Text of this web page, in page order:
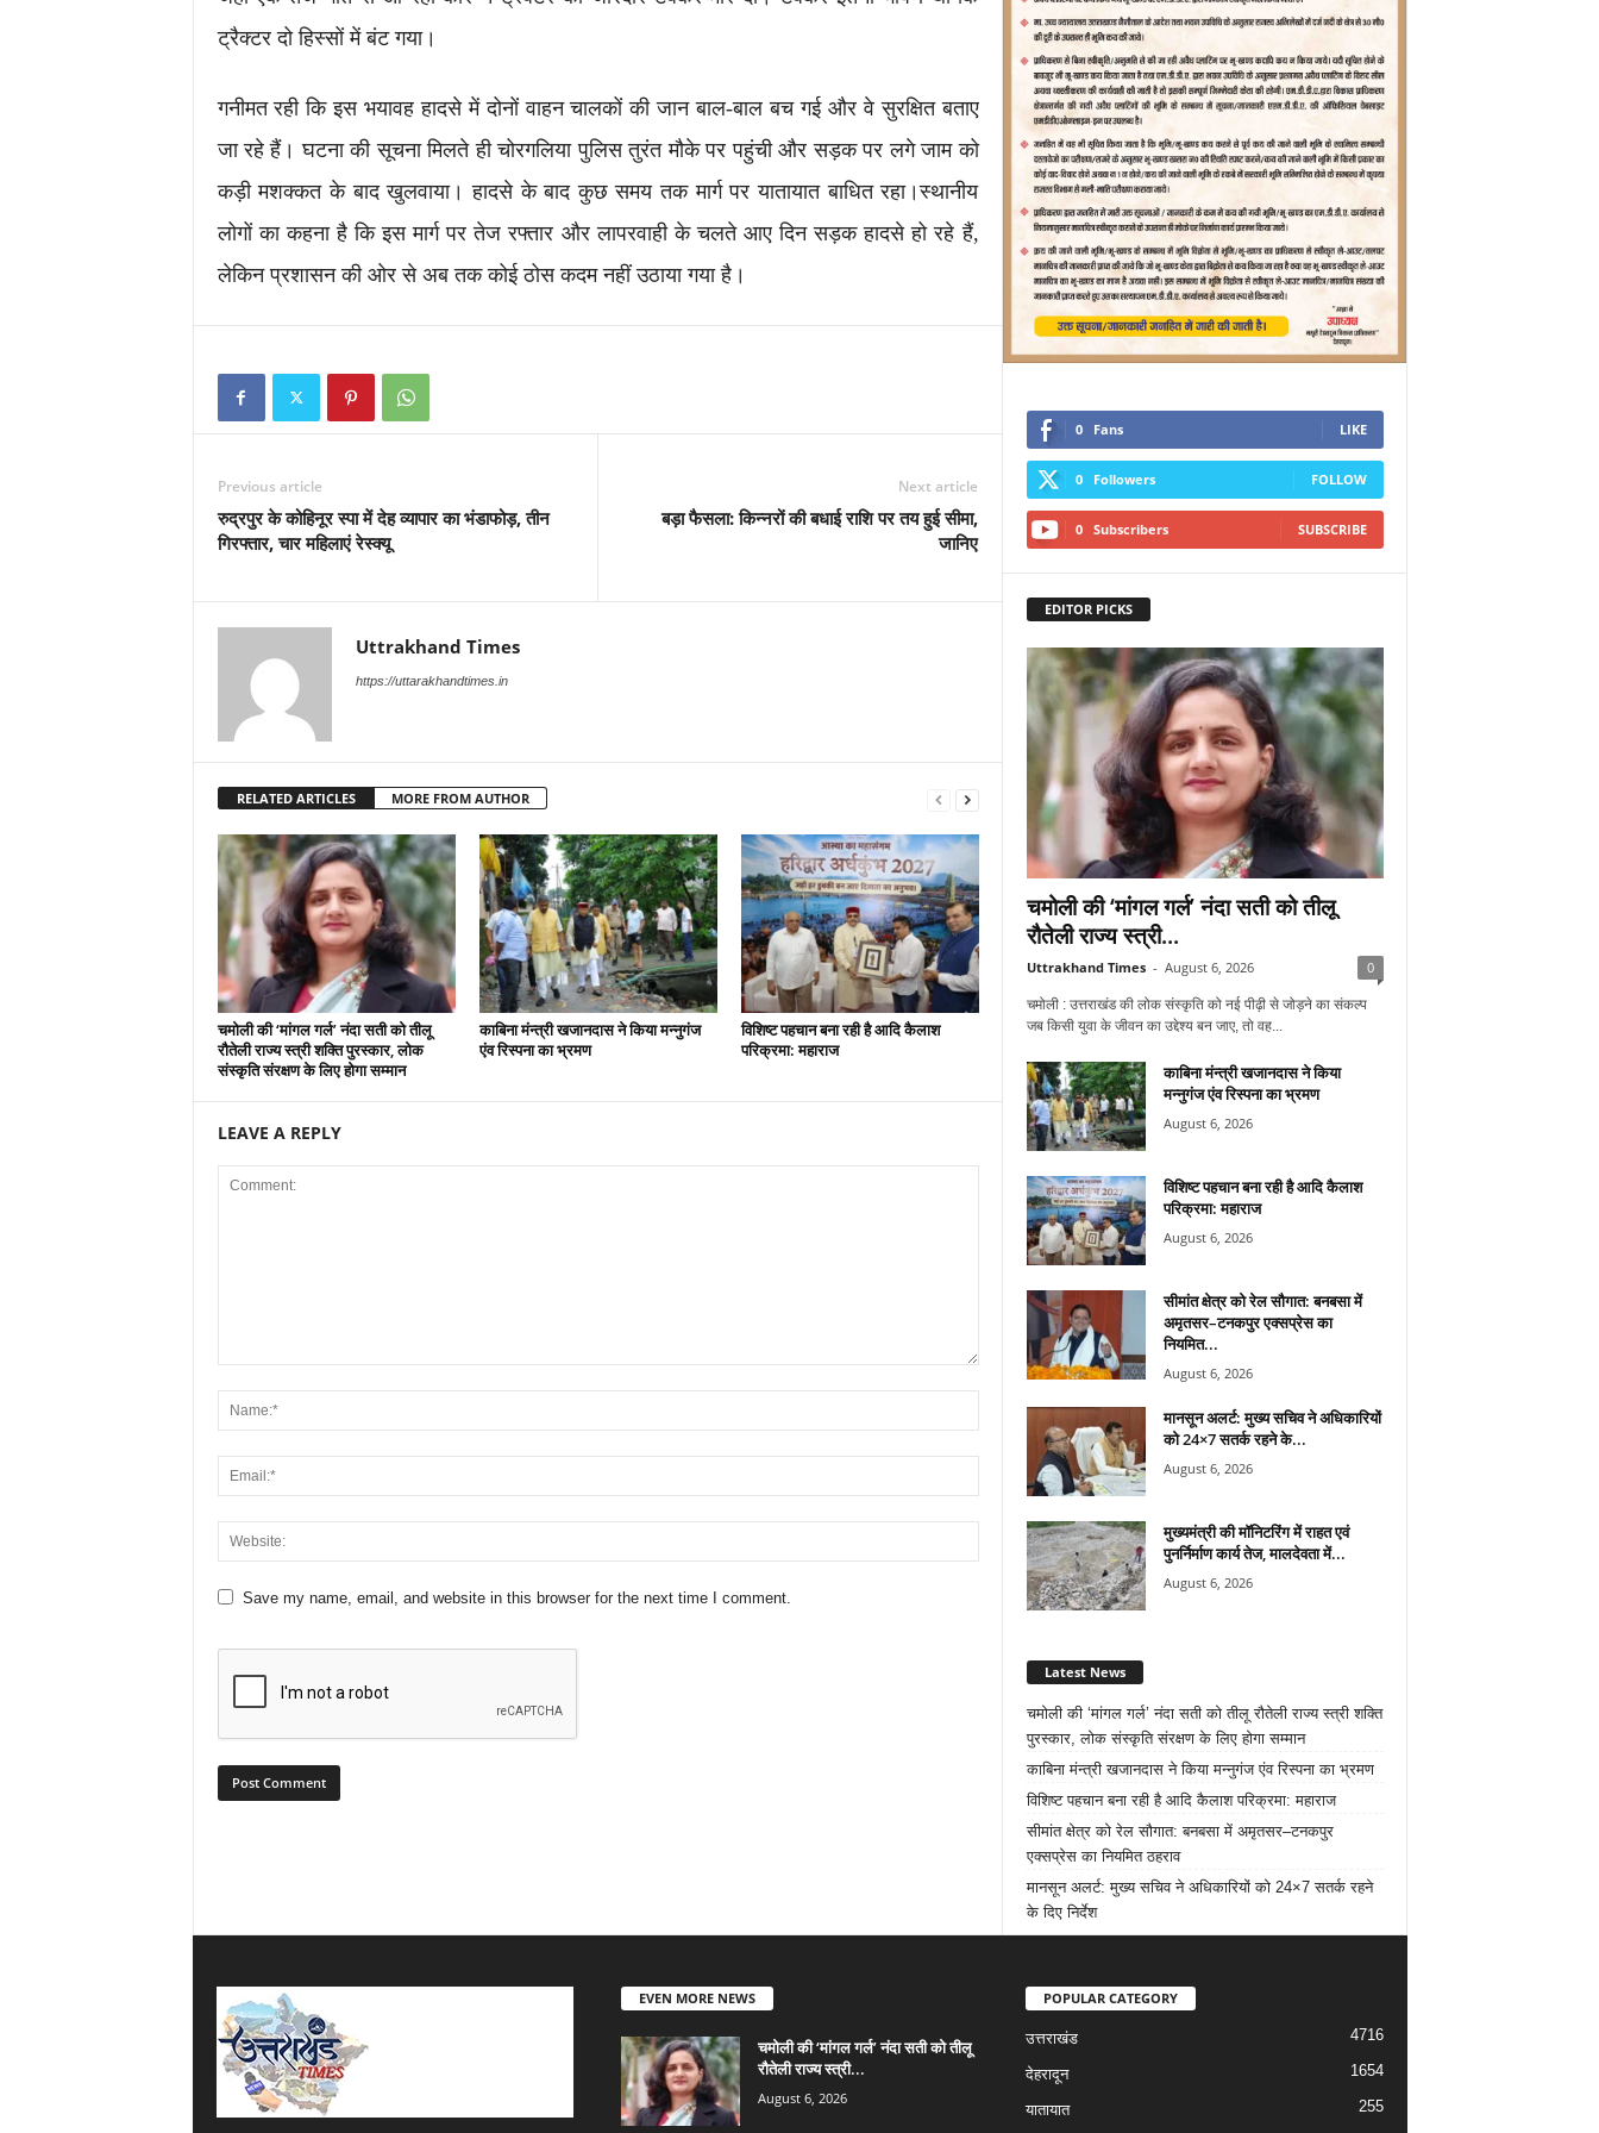
ट्रैक्टर दो हिस्सों में बंट गया।
गनीमत रही कि इस भयावह हादसे में दोनों वाहन चालकों की जान बाल-बाल बच गई और वे सुरक्षित बताए
जा रहे हैं। घटना की सूचना मिलते ही चोरगलिया पुलिस तुरंत मौके पर पहुंची और सड़क पर लगे जाम को
कड़ी मशक्कत के बाद खुलवाया। हादसे के बाद कुछ समय तक मार्ग पर यातायात बाधित रहा।स्थानीय
लोगों का कहना है कि इस मार्ग पर तेज रफ्तार और लापरवाही के चलते आए दिन सड़क हादसे हो रहे हैं,
लेकिन प्रशासन की ओर से अब तक कोई ठोस कदम नहीं उठाया गया है।
Previous article
रुद्रपुर के कोहिनूर स्पा में देह व्यापार का भंडाफोड़, तीन
गिरफ्तार, चार महिलाएं रेस्क्यू
Next article
बड़ा फैसला: किन्नरों की बधाई राशि पर तय हुई सीमा,
जानिए
Uttrakhand Times
https://uttarakhandtimes.in
RELATED ARTICLES MORE FROM AUTHOR
चमोली की ‘मांगल गर्ल’ नंदा सती को तीलू
रौतेली राज्य स्त्री शक्ति पुरस्कार, लोक
संस्कृति संरक्षण के लिए होगा सम्मान
काबिना मंन्त्री खजानदास ने किया मन्नुगंज
एंव रिस्पना का भ्रमण
विशिष्ट पहचान बना रही है आदि कैलाश
परिक्रमा: महाराज
LEAVE A REPLY
Save my name, email, and website in this browser for the next time I comment.
0 Fans LIKE
0 Followers FOLLOW
0 Subscribers SUBSCRIBE
EDITOR PICKS
चमोली की ‘मांगल गर्ल’ नंदा सती को तीलू
रौतेली राज्य स्त्री...
Uttrakhand Times - August 6, 2026 0
चमोली : उत्तराखंड की लोक संस्कृति को नई पीढ़ी से जोड़ने का संकल्प
जब किसी युवा के जीवन का उद्देश्य बन जाए, तो वह...
काबिना मंन्त्री खजानदास ने किया
मन्नुगंज एंव रिस्पना का भ्रमण
August 6, 2026
विशिष्ट पहचान बना रही है आदि कैलाश
परिक्रमा: महाराज
August 6, 2026
सीमांत क्षेत्र को रेल सौगात: बनबसा में
अमृतसर–टनकपुर एक्सप्रेस का
नियमित...
August 6, 2026
मानसून अलर्ट: मुख्य सचिव ने अधिकारियों
को 24×7 सतर्क रहने के...
August 6, 2026
मुख्यमंत्री की मॉनिटरिंग में राहत एवं
पुनर्निर्माण कार्य तेज, मालदेवता में...
August 6, 2026
Latest News
चमोली की ‘मांगल गर्ल’ नंदा सती को तीलू रौतेली राज्य स्त्री शक्ति
पुरस्कार, लोक संस्कृति संरक्षण के लिए होगा सम्मान
काबिना मंन्त्री खजानदास ने किया मन्नुगंज एंव रिस्पना का भ्रमण
विशिष्ट पहचान बना रही है आदि कैलाश परिक्रमा: महाराज
सीमांत क्षेत्र को रेल सौगात: बनबसा में अमृतसर–टनकपुर
एक्सप्रेस का नियमित ठहराव
मानसून अलर्ट: मुख्य सचिव ने अधिकारियों को 24×7 सतर्क रहने
के दिए निर्देश
EVEN MORE NEWS
चमोली की ‘मांगल गर्ल’ नंदा सती को तीलू
रौतेली राज्य स्त्री...
August 6, 2026
POPULAR CATEGORY
उत्तराखंड 4716
देहरादून 1654
यातायात
255